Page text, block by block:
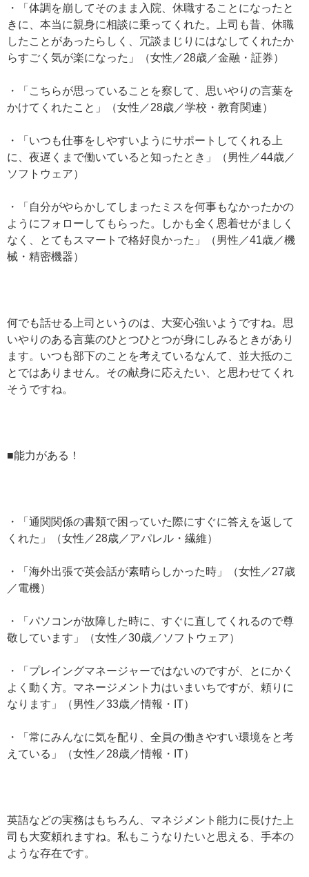
・「体調を崩してそのまま入院、休職することになったと
きに、本当に親身に相談に乗ってくれた。上司も昔、休職
したことがあったらしく、冗談まじりにはなしてくれたか
らすごく気が楽になった」（女性／28歳／金融・証券）
・「こちらが思っていることを察して、思いやりの言葉を
かけてくれたこと」（女性／28歳／学校・教育関連）
・「いつも仕事をしやすいようにサポートしてくれる上
に、夜遅くまで働いていると知ったとき」（男性／44歳／
ソフトウェア）
・「自分がやらかしてしまったミスを何事もなかったかの
ようにフォローしてもらった。しかも全く恩着せがましく
なく、とてもスマートで格好良かった」（男性／41歳／機
械・精密機器）
何でも話せる上司というのは、大変心強いようですね。思
いやりのある言葉のひとつひとつが身にしみるときがあり
ます。いつも部下のことを考えているなんて、並大抵のこ
とではありません。その献身に応えたい、と思わせてくれ
そうですね。
■能力がある！
・「通関関係の書類で困っていた際にすぐに答えを返して
くれた」（女性／28歳／アパレル・繊維）
・「海外出張で英会話が素晴らしかった時」（女性／27歳
／電機）
・「パソコンが故障した時に、すぐに直してくれるので尊
敬しています」（女性／30歳／ソフトウェア）
・「プレイングマネージャーではないのですが、とにかく
よく動く方。マネージメント力はいまいちですが、頼りに
なります」（男性／33歳／情報・IT）
・「常にみんなに気を配り、全員の働きやすい環境をと考
えている」（女性／28歳／情報・IT）
英語などの実務はもちろん、マネジメント能力に長けた上
司も大変頼れますね。私もこうなりたいと思える、手本の
ような存在です。